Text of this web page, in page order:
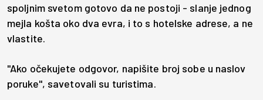
spoljnim svetom gotovo da ne postoji - slanje jednog
mejla košta oko dva evra, i to s hotelske adrese, a ne
vlastite.
"Ako očekujete odgovor, napišite broj sobe u naslov
poruke", savetovali su turistima.